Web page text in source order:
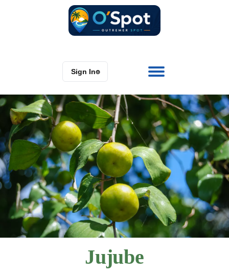
Sign In⌾
Jujube